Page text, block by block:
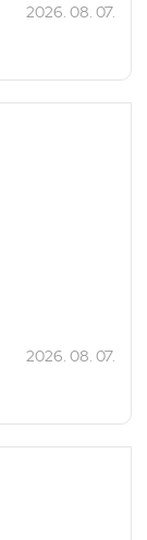
2026. 08. 07.
2026. 08. 07.